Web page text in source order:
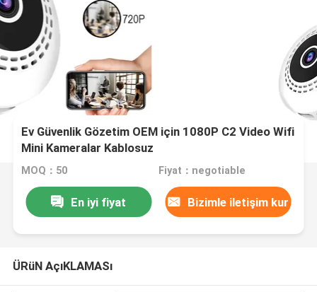
Ev Güvenlik Gözetim OEM için 1080P C2 Video Wifi
Mini Kameralar Kablosuz
MOQ：50 Fiyat：negotiable
En iyi fiyat Bizimle iletişim kur
ÜRüN AçıKLAMASı